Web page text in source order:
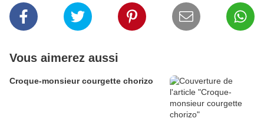
Vous aimerez aussi
Croque-monsieur courgette chorizo